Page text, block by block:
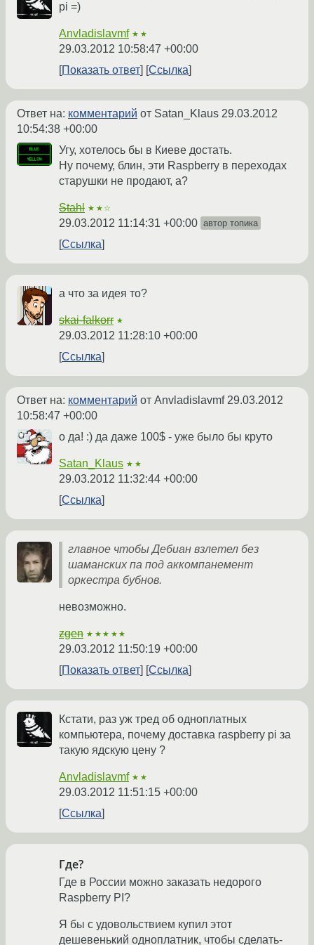
pi =)
Anvladislavmf ★★
29.03.2012 10:58:47 +00:00
Показать ответ
Ссылка
Ответ на: комментарий от Satan_Klaus 29.03.2012
10:54:38 +00:00
Угу, хотелось бы в Киеве достать.
Ну почему, блин, эти Raspberry в переходах
старушки не продают, а?
Stahl ★★☆
29.03.2012 11:14:31 +00:00 автор топика
Ссылка
а что за идея то?
skai-falkorr ★
29.03.2012 11:28:10 +00:00
Ссылка
Ответ на: комментарий от Anvladislavmf29.03.2012
10:58:47 +00:00
о да! :) да даже 100$ - уже было бы круто
Satan_Klaus ★★
29.03.2012 11:32:44 +00:00
Ссылка
главное чтобы Дебиан взлетел без
шаманских па под аккомпанемент
оркестра бубнов.
невозможно.
zgen ★★★★★
29.03.2012 11:50:19 +00:00
Показать ответ
Ссылка
Кстати, раз уж тред об одноплатных
компьютера, почему доставка raspberry pi за
такую ядскую цену ?
Anvladislavmf ★★
29.03.2012 11:51:15 +00:00
Ссылка
Где?
Где в России можно заказать недорого
Raspberry PI?
Я бы с удовольствием купил этот
дешевенький одноплатник, чтобы сделать-